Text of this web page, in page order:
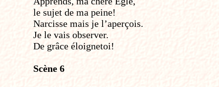
le sujet de ma peine!
Narcisse mais je l’aperçois.
Je le vais observer.
De grâce éloigne­toi!
Scène 6